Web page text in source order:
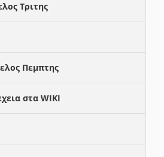
Τριτης
Πεμπτης
στα WIKI